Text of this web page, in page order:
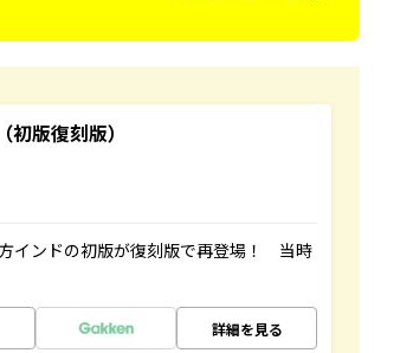
版復刻版）
インドの初版が復刻版で再登場！ 当時
詳細を見る